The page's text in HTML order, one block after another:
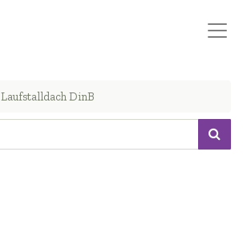
Laufstalldach DinB